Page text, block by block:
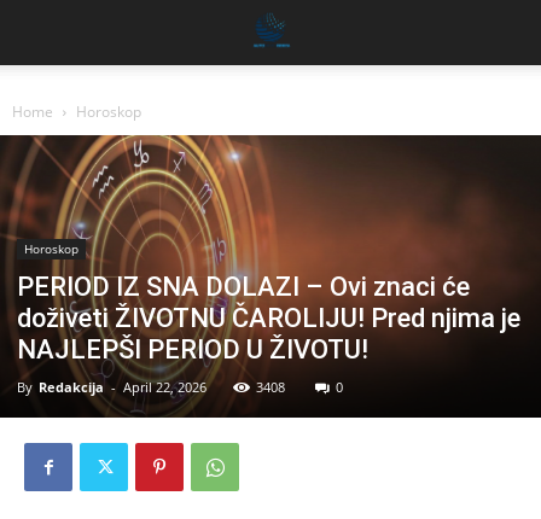
Home Horoskop
Horoskop
PERIOD IZ SNA DOLAZI – Ovi znaci će
doživeti ŽIVOTNU ČAROLIJU! Pred njima je
NAJLEPŠI PERIOD U ŽIVOTU!
By Redakcija - April 22, 2026 3408 0